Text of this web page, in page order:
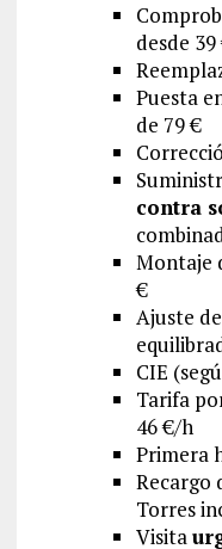
desde 39
Puesta
de 79 €
contra
Montaje
€
Ajuste de
CIE
Tarifa
46 €/h
Primera
Recargo
Torres
Visita